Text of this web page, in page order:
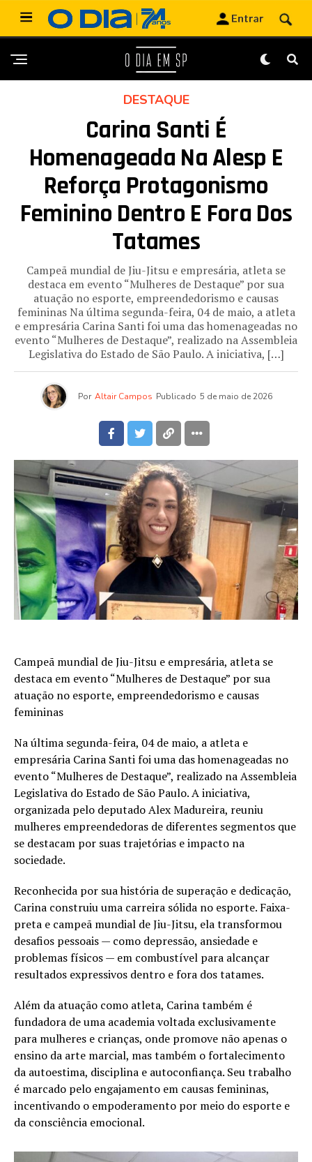
DESTAQUE
Carina Santi É
Homenageada Na Alesp E
Reforça Protagonismo
Feminino Dentro E Fora Dos
Tatames
Campeã mundial de Jiu-Jitsu e empresária, atleta se
destaca em evento “Mulheres de Destaque” por sua
atuação no esporte, empreendedorismo e causas
femininas Na última segunda-feira, 04 de maio, a atleta
e empresária Carina Santi foi uma das homenageadas no
evento “Mulheres de Destaque”, realizado na Assembleia
Legislativa do Estado de São Paulo. A iniciativa, […]
Por Altair Campos Publicado 5 de maio de 2026
Campeã mundial de Jiu-Jitsu e empresária, atleta se
destaca em evento “Mulheres de Destaque” por sua
atuação no esporte, empreendedorismo e causas
femininas
Na última segunda-feira, 04 de maio, a atleta e
empresária Carina Santi foi uma das homenageadas no
evento “Mulheres de Destaque”, realizado na Assembleia
Legislativa do Estado de São Paulo. A iniciativa,
organizada pelo deputado Alex Madureira, reuniu
mulheres empreendedoras de diferentes segmentos que
se destacam por suas trajetórias e impacto na
sociedade.
Reconhecida por sua história de superação e dedicação,
Carina construiu uma carreira sólida no esporte. Faixa-
preta e campeã mundial de Jiu-Jitsu, ela transformou
desafios pessoais — como depressão, ansiedade e
problemas físicos — em combustível para alcançar
resultados expressivos dentro e fora dos tatames.
Além da atuação como atleta, Carina também é
fundadora de uma academia voltada exclusivamente
para mulheres e crianças, onde promove não apenas o
ensino da arte marcial, mas também o fortalecimento
da autoestima, disciplina e autoconfiança. Seu trabalho
é marcado pelo engajamento em causas femininas,
incentivando o empoderamento por meio do esporte e
da consciência emocional.